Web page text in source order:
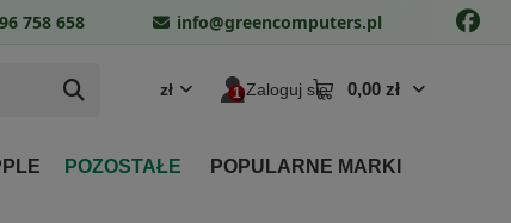
zł Zaloguj się 0,00 zł
POZOSTAŁE
POPULARNE MARKI
758 658 info@greencomputers.pl